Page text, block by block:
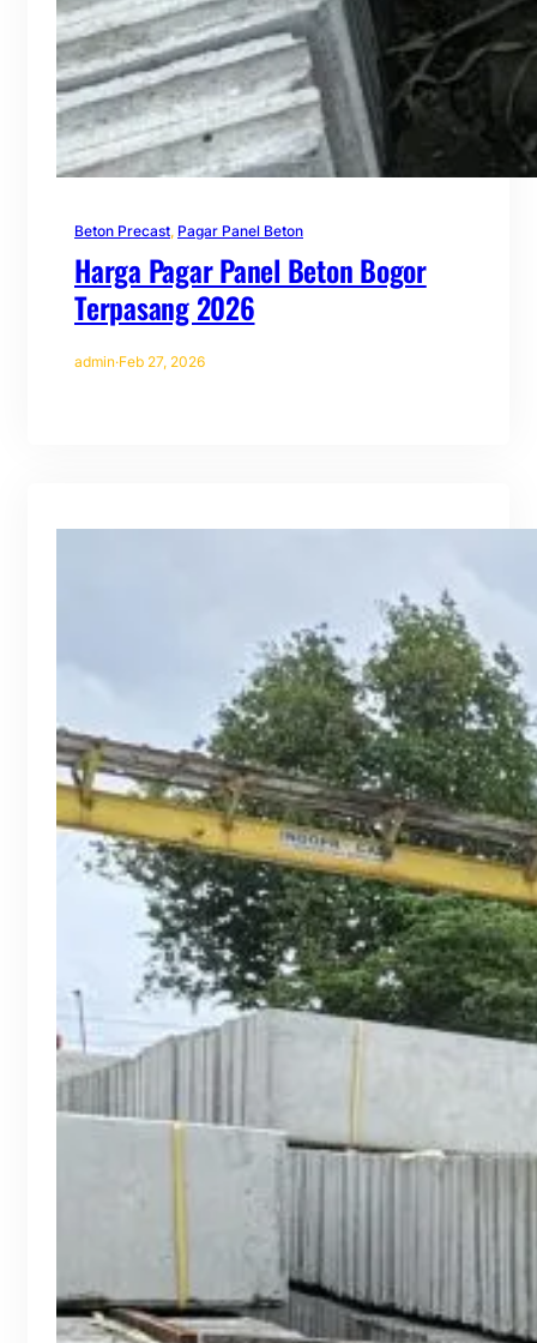
Beton Precast, Pagar Panel Beton
Harga Pagar Panel Beton Bogor
Terpasang 2026
admin·Feb 27, 2026